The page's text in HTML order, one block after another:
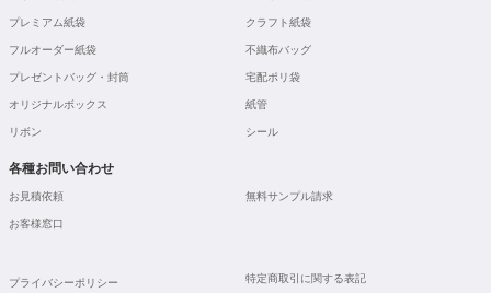
プレミアム紙袋 クラフト紙袋
フルオーダー紙袋 不織布バッグ
プレゼントバッグ・封筒 宅配ポリ袋
オリジナルボックス 紙管
リボン シール
各種お問い合わせ
お見積依頼 無料サンプル請求
お客様窓口
プライバシーポリシー 特定商取引に関する表記